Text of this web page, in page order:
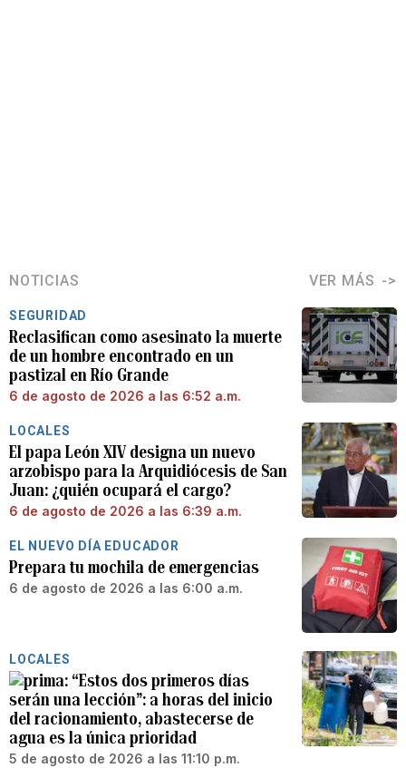
NOTICIAS VER MÁS
SEGURIDAD
Reclasifican como asesinato la muerte
de un hombre encontrado en un
pastizal en Río Grande
6 de agosto de 2026 a las 6:52 a.m.
LOCALES
El papa León XIV designa un nuevo
arzobispo para la Arquidiócesis de San
Juan: ¿quién ocupará el cargo?
6 de agosto de 2026 a las 6:39 a.m.
EL NUEVO DÍA EDUCADOR
Prepara tu mochila de emergencias
6 de agosto de 2026 a las 6:00 a.m.
LOCALES
“Estos dos primeros días
serán una lección”: a horas del inicio
del racionamiento, abastecerse de
agua es la única prioridad
5 de agosto de 2026 a las 11:10 p.m.